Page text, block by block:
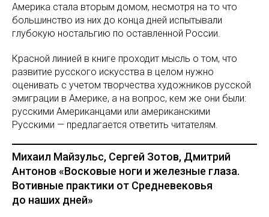
Америка стала вторым домом, несмотря на то что
большинство из них до конца дней испытывали
глубокую ностальгию по оставленной России.
Красной линией в книге проходит мысль о том, что
развитие русского искусства в целом нужно
оценивать с учетом творчества художников русской
эмиграции в Америке, а на вопрос, кем же они были:
русскими Американцами или американскими
Русскими — предлагается ответить читателям.
Михаил Майзульс, Сергей Зотов, Дмитрий
Антонов «Восковые ноги и железные глаза.
Вотивные практики от Средневековья
до наших дней»